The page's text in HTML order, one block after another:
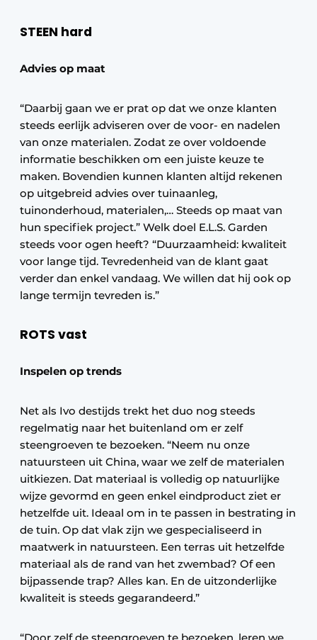
STEEN hard
Advies op maat
“Daarbij gaan we er prat op dat we onze klanten
steeds eerlijk adviseren over de voor- en nadelen
van onze materialen. Zodat ze over voldoende
informatie beschikken om een juiste keuze te
maken. Bovendien kunnen klanten altijd rekenen
op uitgebreid advies over tuinaanleg,
tuinonderhoud, materialen,… Steeds op maat van
hun specifiek project.” Welk doel E.L.S. Garden
steeds voor ogen heeft? “Duurzaamheid: kwaliteit
voor lange tijd. Tevredenheid van de klant gaat
verder dan enkel vandaag. We willen dat hij ook op
lange termijn tevreden is.”
ROTS vast
Inspelen op trends
Net als Ivo destijds trekt het duo nog steeds
regelmatig naar het buitenland om er zelf
steengroeven te bezoeken. “Neem nu onze
natuursteen uit China, waar we zelf de materialen
uitkiezen. Dat materiaal is volledig op natuurlijke
wijze gevormd en geen enkel eindproduct ziet er
hetzelfde uit. Ideaal om in te passen in bestrating in
de tuin. Op dat vlak zijn we gespecialiseerd in
maatwerk in natuursteen. Een terras uit hetzelfde
materiaal als de rand van het zwembad? Of een
bijpassende trap? Alles kan. En de uitzonderlijke
kwaliteit is steeds gegarandeerd.”